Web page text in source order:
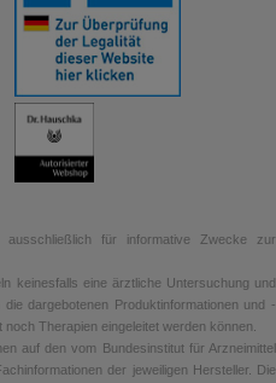
für informative Zwecke zur
keinesfalls eine ärztliche Untersuchung und
dargebotenen Produktinformationen und -
Therapien eingeleitet werden können.
auf den vom Bundesinstitut für Arzneimittel
der jeweiligen Hersteller. Die